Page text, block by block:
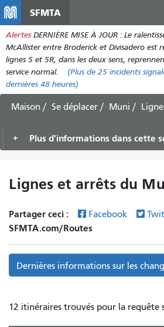
contenu
SFMTA
Alertes DERNIÈRE MISE À JOUR : Le
McAllister entre Broderick et Divisadero est
lignes 5 et 5R, dans les deux sens,
service normal.
(Plus de 25 incidents
dernières 48 heures)
Maison Se déplacer Muni
Plus d'informations dans cette
Lignes et arrêts du
Partager ceci : Facebook
SFMTA.com/Routes
Dernières informations sur les
12 itinéraires trouvés pour la requête